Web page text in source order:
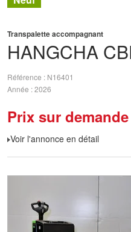
HANGCHA
Transpalette accompagnant
Référence
N16401
Année 2026
Prix sur demande
Voir l'annonce en détail